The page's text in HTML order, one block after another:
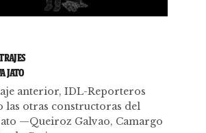
JATO
anterior, IDL-Reporteros
las otras constructoras del
—Queiroz Galvao, Camargo